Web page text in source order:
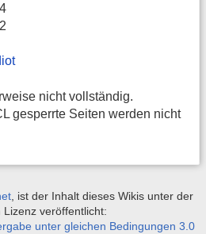
nicht vollständig.
gesperrte Seiten werden nicht
, ist der Inhalt dieses Wikis unter der
Lizenz veröffentlicht:
unter gleichen Bedingungen 3.0